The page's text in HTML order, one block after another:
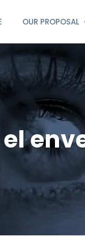
OUR PROPOSAL
el